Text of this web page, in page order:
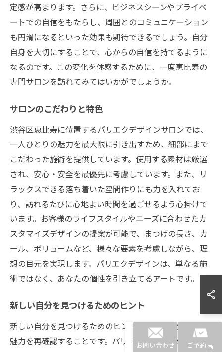
定感が高まります。さらに、ビジネスシーンやプライベ
ートでの自信をもたらし、周囲とのコミュニケーション
も円滑になるといった効果も期待できるでしょう。自分
自身を大切にすることで、心からの自信を持てるように
なるのです。この変化を体感するために、一度恵比寿の
専門サロンを訪れてみてはいかがでしょうか。
サロンのこだわりと特色
渋谷区恵比寿に位置するパリエクデザインサロンでは、
一人ひとりの魅力を最大限に引き出すため、細部にまで
こだわった施術を提供しています。使用する素材は厳選
され、安心・安全を最優先に考慮しています。また、リ
ラックスできる落ち着いた空間作りにも力を入れてお
り、訪れるたびに心地よい時間を過ごせるよう心掛けて
います。お客様のライフスタイルやニーズに合わせたカ
スタマイズデザインの提案が可能で、まつげの長さ、カ
ール、ボリュームなど、様々な要素を考慮しながら、理
想の目元を実現します。パリエクデザインは、単なる施
術ではなく、あなたの個性を引き立てるアートです。
新しい自分を見つけるためのヒント
新しい自分を見つけるためのヒントは、まず自分自身の
魅力を再確認することです。パリエクデザインを利用す
お問い合わせ ご予約